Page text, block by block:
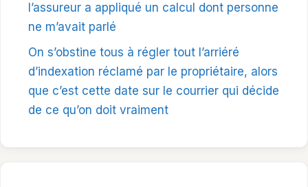
l’assureur a appliqué un calcul dont personne
ne m’avait parlé
On s’obstine tous à régler tout l’arriéré
d’indexation réclamé par le propriétaire, alors
que c’est cette date sur le courrier qui décide
de ce qu’on doit vraiment